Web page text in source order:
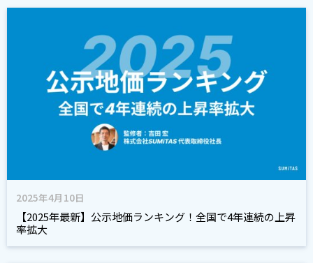
2025年4月10日
【2025年最新】公示地価ランキング！全国で4年連続の上昇
率拡大